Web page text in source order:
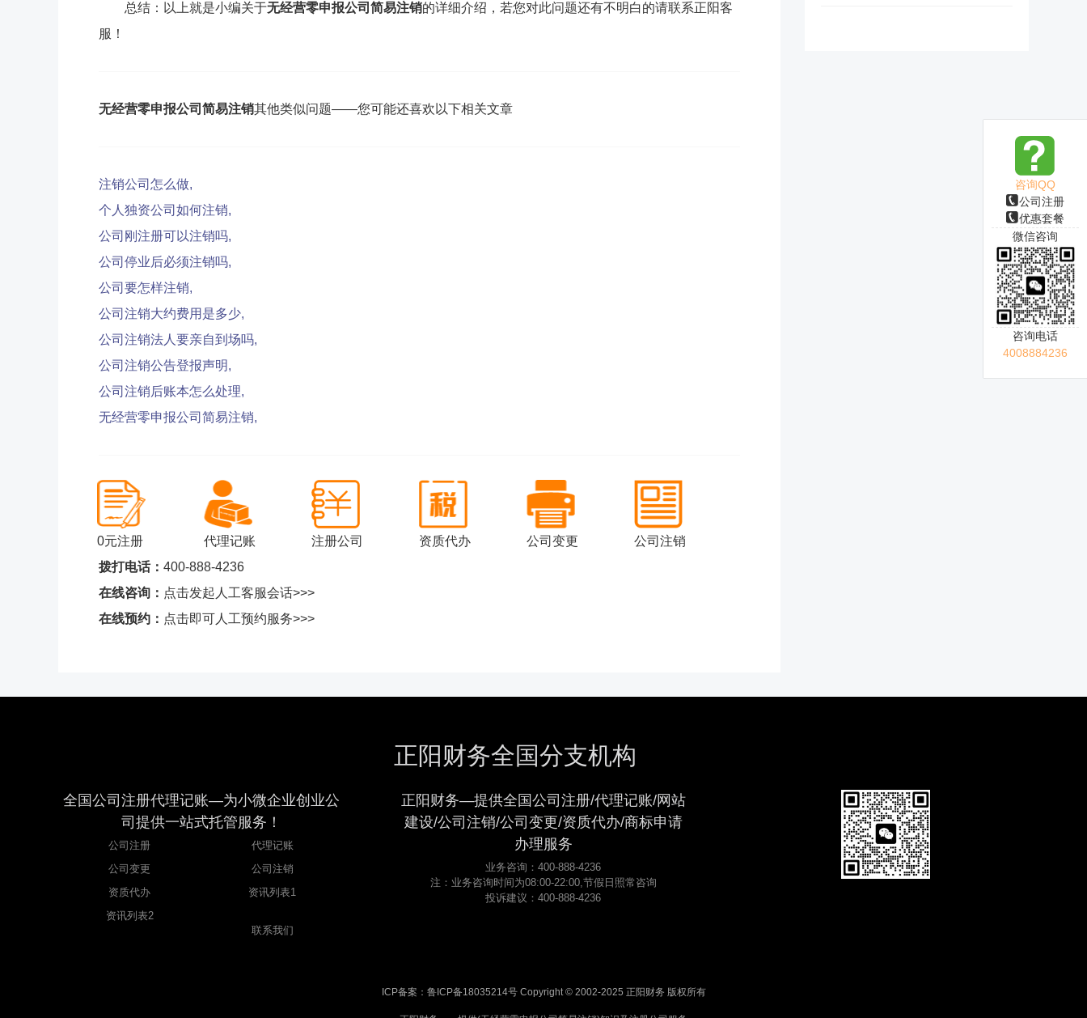
总结：以上就是小编关于无经营零申报公司简易注销的详细介绍，若您对此问题还有不明白的请联系正阳客
服！
无经营零申报公司简易注销其他类似问题——您可能还喜欢以下相关文章
注销公司怎么做,
个人独资公司如何注销,
公司刚注册可以注销吗,
公司停业后必须注销吗,
公司要怎样注销,
公司注销大约费用是多少,
公司注销法人要亲自到场吗,
公司注销公告登报声明,
公司注销后账本怎么处理,
无经营零申报公司简易注销,
0元注册 代理记账 注册公司 资质代办 公司变更
公司注销
拨打电话： 400-888-4236
在线咨询： 点击发起人工客服会话>>>
在线预约： 点击即可人工预约服务>>>
咨询QQ
公司注册
优惠套餐
微信咨询
咨询电话
4008884236
正阳财务全国分支机构
全国公司注册代理记账—为小微企业创业公
司提供一站式托管服务！
公司注册
代理记账
公司变更
公司注销
资质代办
资讯列表1
资讯列表2
联系我们
正阳财务—提供全国公司注册/代理记账/网站
建设/公司注销/公司变更/资质代办/商标申请
办理服务
业务咨询：400-888-4236
注：业务咨询时间为08:00-22:00,节假日照常咨询
投诉建议：400-888-4236
ICP备案：鲁ICP备18035214号 Copyright © 2002-2025 正阳财务 版权所有